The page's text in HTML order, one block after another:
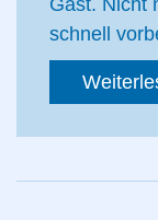
schnell